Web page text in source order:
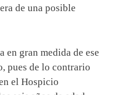
de una posible
en gran medida de ese
pues de lo contrario
el Hospicio